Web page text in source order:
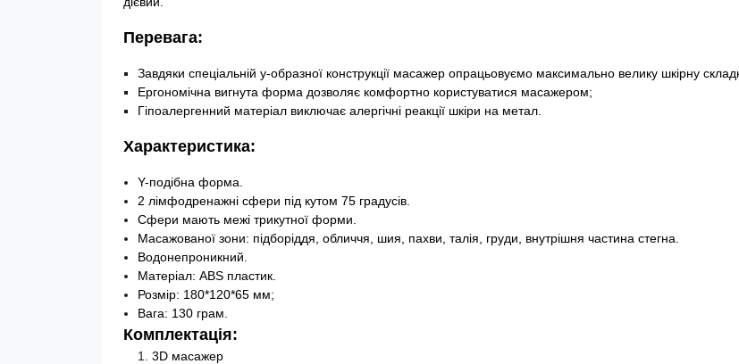
Перевага:
Завдяки спеціальній y-образної конструкції масажер опрацьовуємо максимально велику шкірну
Ергономічна вигнута форма дозволяє комфортно користуватися масажером;
Гіпоалергенний матеріал виключає алергічні реакції шкіри на метал.
Характеристика:
Y-подібна форма.
2 лімфодренажні сфери під кутом 75 градусів.
Сфери мають межі трикутної форми.
Масажованої зони: підборіддя, обличчя, шия, пахви, талія, груди, внутрішня частина стегна.
Водонепроникний.
Матеріал: ABS пластик.
Розмір: 180*120*65 мм;
Вага: 130 грам.
Комплектація:
3D масажер